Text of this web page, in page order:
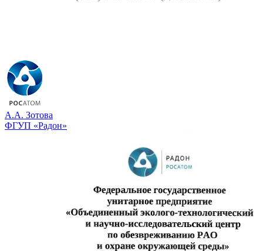
А.А. Зотова
ФГУП «Радон»